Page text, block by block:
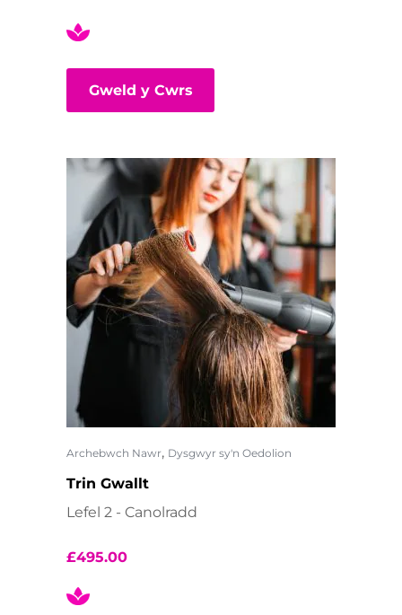
Gweld y Cwrs
Archebwch Nawr, Dysgwyr sy'n Oedolion
Trin Gwallt
Lefel 2 - Canolradd
£495.00